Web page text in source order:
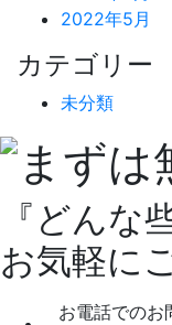
2022年5月
カテゴリー
未分類
『どんな
お気軽に
お電話でのお